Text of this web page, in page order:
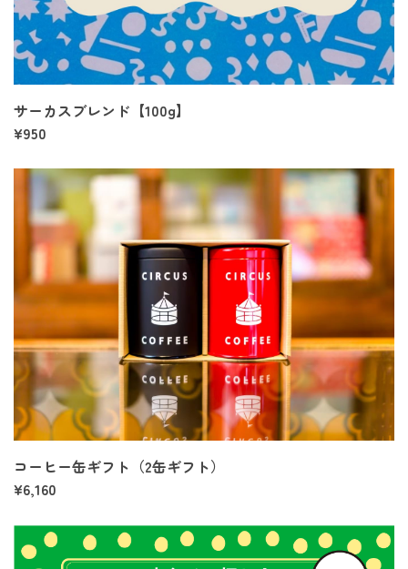
サーカスブレンド【100g】
¥950
コーヒー缶ギフト（2缶ギフト）
¥6,160